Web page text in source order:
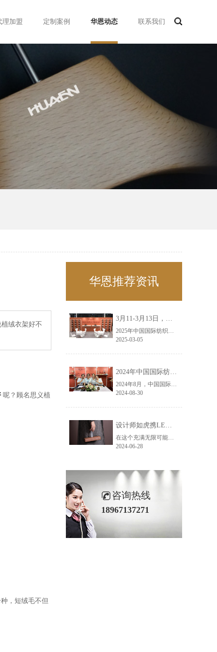
理加盟 定制案例 华恩动态 联系我们
绒衣架好不
呢？顾名思义植
，短绒毛不但
华恩推荐资讯
3月11-3月13日，华恩诚邀您共赴上海面辅料春夏展——华恩
2025年中国国际纺织面料及辅料（春夏）博览会即将盛大开启！感谢您对华恩品牌的关注！3.11-3.13，杭州华恩（LEMONLEE）诚邀您共赴这场春日的宴会！
2025-03-05
2024年中国国际纺织面料及辅料（秋冬）博览会完美收官！——华恩
2024年8月，中国国际纺织面料及辅料（秋冬）博览会完美收官！作为一家拥有30年历史的专业衣架制造商，我们非常荣幸能够参与这一盛会，并在此期间与众多客户进行了广泛而深入的交流。
2024-08-30
设计师如虎携LEMONLEE红雪松礼盒荣获第六届未来·已来香港新锐当代设计奖铜奖
在这个充满无限可能的2024年夏季，LEMONLEE品牌设计师如虎以其非凡的创意与对自然的深刻理解，精心打造的红雪松木球礼盒，在“2024未来·已来——第六届香港新锐当代设计奖”中摘得铜奖。这不仅是对设计师如虎原创设计能力的嘉奖，更是对LEMONLEE品牌的高度认可。
2024-06-28
咨询热线
18967137271